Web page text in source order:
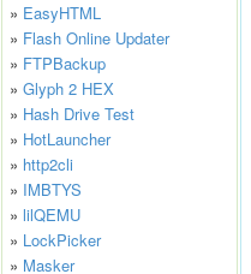
» EasyHTML
» Flash Online Updater
» FTPBackup
» Glyph 2 HEX
» Hash Drive Test
» HotLauncher
» http2cli
» IMBTYS
» lilQEMU
» LockPicker
» Masker